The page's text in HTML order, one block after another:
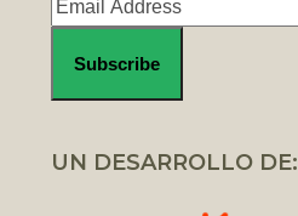
UN DESARROLLO DE: